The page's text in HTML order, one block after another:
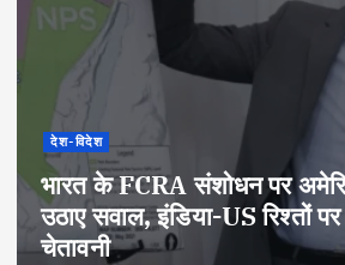
देश-विदेश
भारत के FCRA संशोधन पर
उठाए सवाल, इंडिया-US रिश्तों
चेतावनी